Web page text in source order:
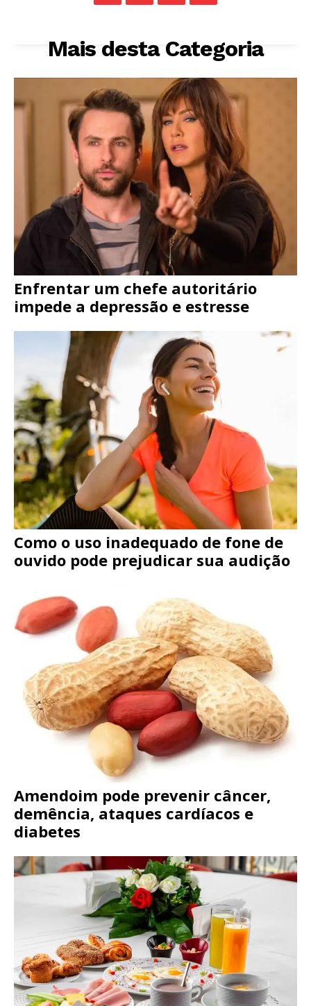
Mais desta Categoria
Enfrentar um chefe autoritário
impede a depressão e estresse
Como o uso inadequado de fone de
ouvido pode prejudicar sua audição
Amendoim pode prevenir câncer,
demência, ataques cardíacos e
diabetes